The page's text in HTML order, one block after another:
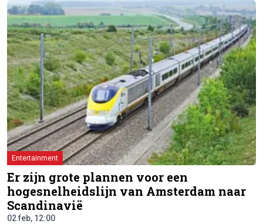
Entertainment
Er zijn grote plannen voor een
hogesnelheidslijn van Amsterdam naar
Scandinavië
02 feb, 12:00